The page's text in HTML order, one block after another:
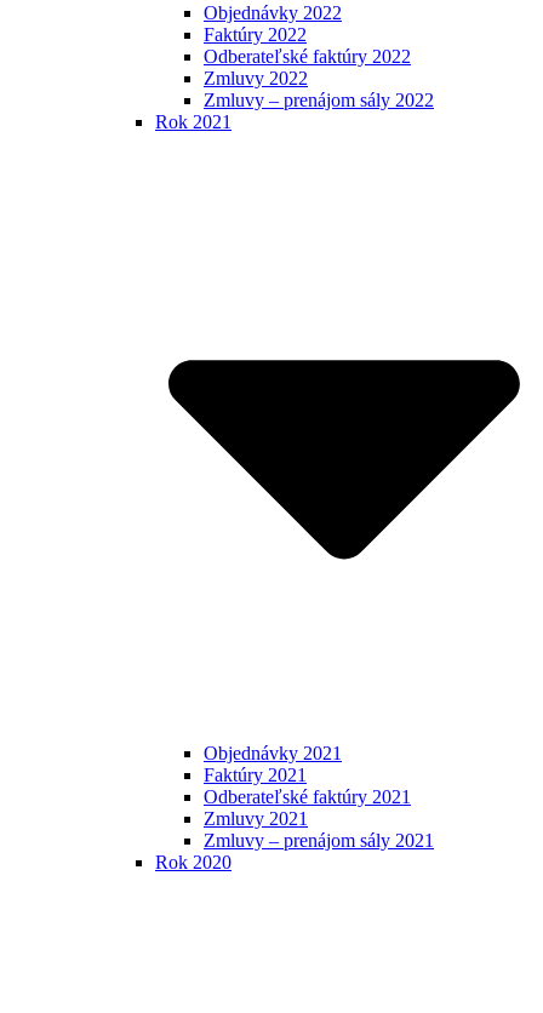
Objednávky 2022
Faktúry 2022
Odberateľské faktúry 2022
Zmluvy 2022
Zmluvy – prenájom sály 2022
Rok 2021
Objednávky 2021
Faktúry 2021
Odberateľské faktúry 2021
Zmluvy 2021
Zmluvy – prenájom sály 2021
Rok 2020